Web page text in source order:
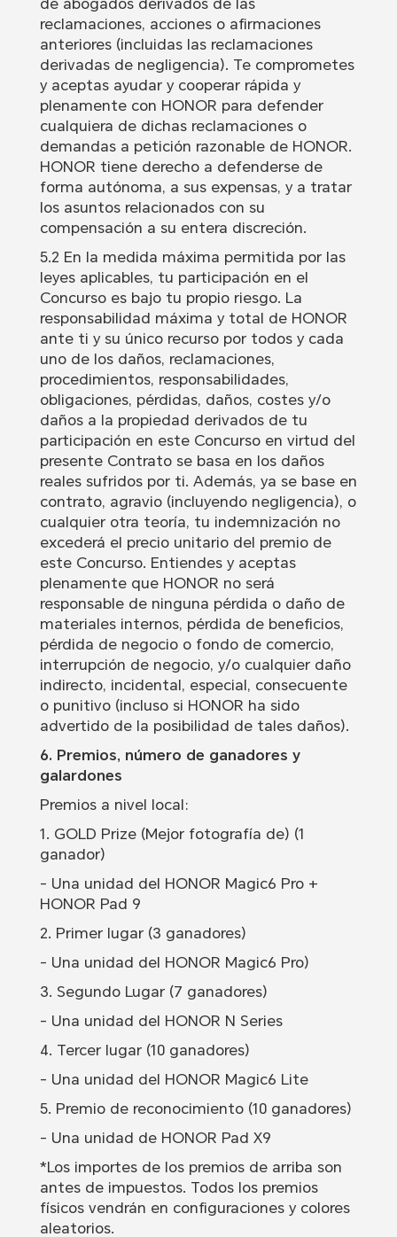
de abogados derivados de las
reclamaciones, acciones o afirmaciones
anteriores (incluidas las reclamaciones
derivadas de negligencia). Te comprometes
y aceptas ayudar y cooperar rápida y
plenamente con HONOR para defender
cualquiera de dichas reclamaciones o
demandas a petición razonable de HONOR.
HONOR tiene derecho a defenderse de
forma autónoma, a sus expensas, y a tratar
los asuntos relacionados con su
compensación a su entera discreción.
5.2 En la medida máxima permitida por las
leyes aplicables, tu participación en el
Concurso es bajo tu propio riesgo. La
responsabilidad máxima y total de HONOR
ante ti y su único recurso por todos y cada
uno de los daños, reclamaciones,
procedimientos, responsabilidades,
obligaciones, pérdidas, daños, costes y/o
daños a la propiedad derivados de tu
participación en este Concurso en virtud del
presente Contrato se basa en los daños
reales sufridos por ti. Además, ya se base en
contrato, agravio (incluyendo negligencia), o
cualquier otra teoría, tu indemnización no
excederá el precio unitario del premio de
este Concurso. Entiendes y aceptas
plenamente que HONOR no será
responsable de ninguna pérdida o daño de
materiales internos, pérdida de beneficios,
pérdida de negocio o fondo de comercio,
interrupción de negocio, y/o cualquier daño
indirecto, incidental, especial, consecuente
o punitivo (incluso si HONOR ha sido
advertido de la posibilidad de tales daños).
6. Premios, número de ganadores y
galardones
Premios a nivel local:
1. GOLD Prize (Mejor fotografía de) (1
ganador)
- Una unidad del HONOR Magic6 Pro +
HONOR Pad 9
2. Primer lugar (3 ganadores)
- Una unidad del HONOR Magic6 Pro)
3. Segundo Lugar (7 ganadores)
- Una unidad del HONOR N Series
4. Tercer lugar (10 ganadores)
- Una unidad del HONOR Magic6 Lite
5. Premio de reconocimiento (10 ganadores)
- Una unidad de HONOR Pad X9
*Los importes de los premios de arriba son
antes de impuestos. Todos los premios
físicos vendrán en configuraciones y colores
aleatorios.